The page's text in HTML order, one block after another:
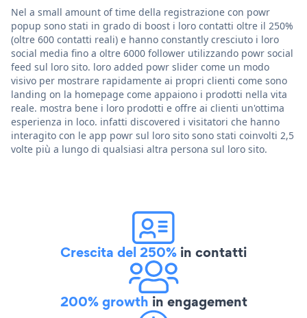
Nel a small amount of time della registrazione con powr
popup sono stati in grado di boost i loro contatti oltre il 250%
(oltre 600 contatti reali) e hanno constantly cresciuto i loro
social media fino a oltre 6000 follower utilizzando powr social
feed sul loro sito. loro added powr slider come un modo
visivo per mostrare rapidamente ai propri clienti come sono
landing on la homepage come appaiono i prodotti nella vita
reale. mostra bene i loro prodotti e offre ai clienti un'ottima
esperienza in loco. infatti discovered i visitatori che hanno
interagito con le app powr sul loro sito sono stati coinvolti 2,5
volte più a lungo di qualsiasi altra persona sul loro sito.
Crescita del 250% in contatti
200% growth in engagement